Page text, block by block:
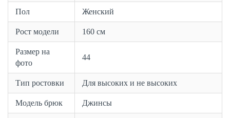
Пол Женский
Рост модели 160 см
Размер на
фото
44
Тип ростовки Для высоких и не высоких
Модель брюк Джинсы